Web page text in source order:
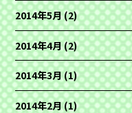
2014年5月(2)
2014年4月(2)
2014年3月(1)
2014年2月(1)